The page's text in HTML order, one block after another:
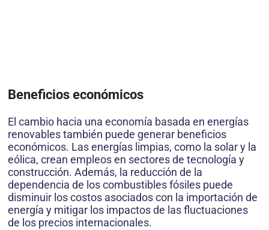
Beneficios económicos
El cambio hacia una economía basada en energías
renovables también puede generar beneficios
económicos. Las energías limpias, como la solar y la
eólica, crean empleos en sectores de tecnología y
construcción. Además, la reducción de la
dependencia de los combustibles fósiles puede
disminuir los costos asociados con la importación de
energía y mitigar los impactos de las fluctuaciones
de los precios internacionales.